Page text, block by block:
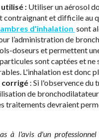
: Utiliser un aérosol
contraignant et difficile au
d'inhalation sont
l’administration de
doseurs et permettent
sont captées et ne
L'inhalation est donc
: Si l'observence du
de
traitements devraient
à l'avis d'un